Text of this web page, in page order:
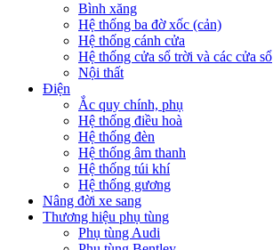
Bình xăng
Hệ thống ba đờ xốc (cản)
Hệ thống cánh cửa
Hệ thống cửa sổ trời và các cửa sổ
Nội thất
Điện
Ắc quy chính, phụ
Hệ thống điều hoà
Hệ thống đèn
Hệ thống âm thanh
Hệ thống túi khí
Hệ thống gương
Nâng đời xe sang
Thương hiệu phụ tùng
Phụ tùng Audi